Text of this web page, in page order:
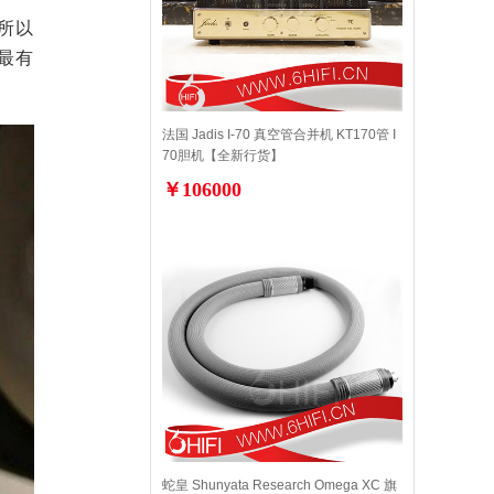
以
有
法国 Jadis I-70 真空管合并机 KT170管 I
70胆机【全新行货】
￥106000
蛇皇 Shunyata Research Omega XC 旗